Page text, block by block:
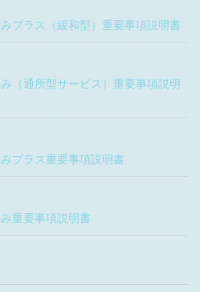
プラス（緩和型）重要事項説明書
（通所型サービス）重要事項説明
プラス重要事項説明書
重要事項説明書